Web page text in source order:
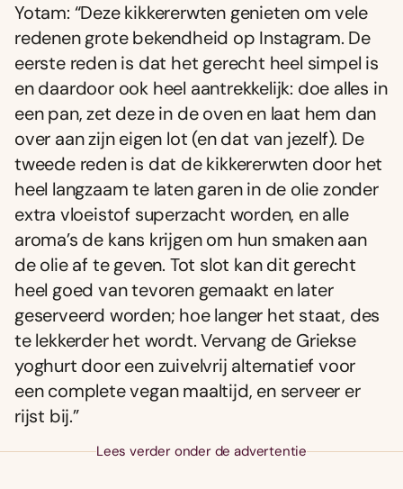
Yotam: “Deze kikkererwten genieten om vele
redenen grote bekendheid op Instagram. De
eerste reden is dat het gerecht heel simpel is
en daardoor ook heel aantrekkelijk: doe alles in
een pan, zet deze in de oven en laat hem dan
over aan zijn eigen lot (en dat van jezelf). De
tweede reden is dat de kikkererwten door het
heel langzaam te laten garen in de olie zonder
extra vloeistof superzacht worden, en alle
aroma’s de kans krijgen om hun smaken aan
de olie af te geven. Tot slot kan dit gerecht
heel goed van tevoren gemaakt en later
geserveerd worden; hoe langer het staat, des
te lekkerder het wordt. Vervang de Griekse
yoghurt door een zuivelvrij alternatief voor
een complete vegan maaltijd, en serveer er
rijst bij.”
Lees verder onder de advertentie